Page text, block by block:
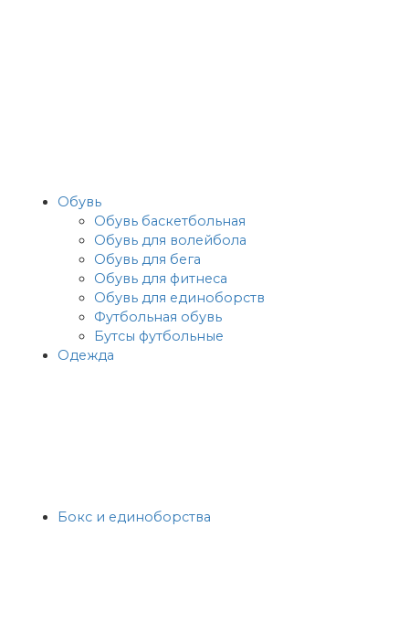
Обувь
Обувь баскетбольная
Обувь для волейбола
Обувь для бега
Обувь для фитнеса
Обувь для единоборств
Футбольная обувь
Бутсы футбольные
Одежда
Бокс и единоборства